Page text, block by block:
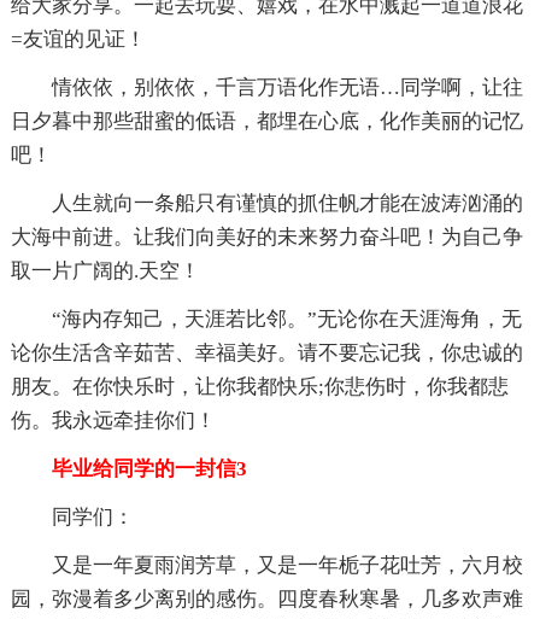
给大家分享。一起去玩耍、嬉戏，在水中溅起一道道浪花
=友谊的见证！
情依依，别依依，千言万语化作无语…同学啊，让往
日夕暮中那些甜蜜的低语，都埋在心底，化作美丽的记忆
吧！
人生就向一条船只有谨慎的抓住帆才能在波涛汹涌的
大海中前进。让我们向美好的未来努力奋斗吧！为自己争
取一片广阔的.天空！
“海内存知己，天涯若比邻。”无论你在天涯海角，无
论你生活含辛茹苦、幸福美好。请不要忘记我，你忠诚的
朋友。在你快乐时，让你我都快乐;你悲伤时，你我都悲
伤。我永远牵挂你们！
毕业给同学的一封信3
同学们：
又是一年夏雨润芳草，又是一年栀子花吐芳，六月校
园，弥漫着多少离别的感伤。四度春秋寒暑，几多欢声难